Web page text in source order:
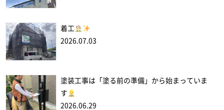
着工
2026.07.03
塗装工事は「塗る前の準備」から始まっていま
す
2026.06.29